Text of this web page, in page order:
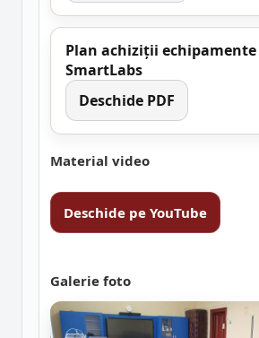
Plan achiziții
SmartLabs
Deschide PDF
Material video
Deschide pe YouTube
Galerie foto